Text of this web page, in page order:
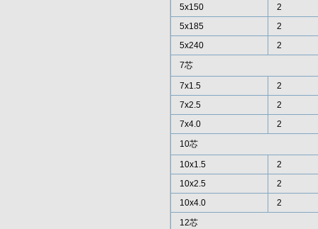
5x150
2
5x185
2
5x240
2
7芯
7x1.5
2
7x2.5
2
7x4.0
2
10芯
10x1.5
2
10x2.5
2
10x4.0
2
12芯